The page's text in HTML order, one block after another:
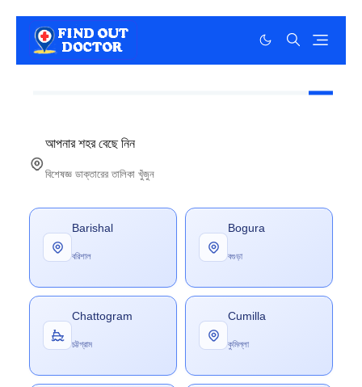
আপনার শহর বেছে নিন
বিশেষজ্ঞ ডাক্তারের তালিকা খুঁজুন
Barishal
বরিশাল
Bogura
বগুড়া
Chattogram
চট্টগ্রাম
Cumilla
কুমিল্লা